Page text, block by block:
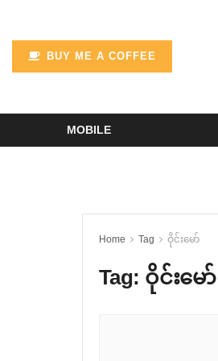
BUY ME A COFFEE
MOBILE
Home Tag ဝိုင်းမော်
Tag: ဝိုင်းမော်